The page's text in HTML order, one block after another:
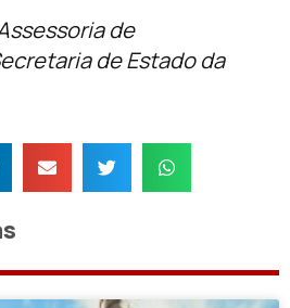
de
de Estado da